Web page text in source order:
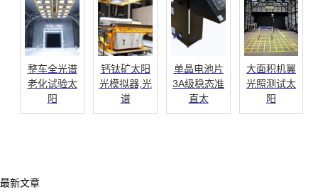
整车全光谱
老化试验太
阳
钙钛矿太阳
光模拟器,光
谱
单晶电池片
3A级稳态准
直太
大面积机翼
光照测试太
阳
最新文章